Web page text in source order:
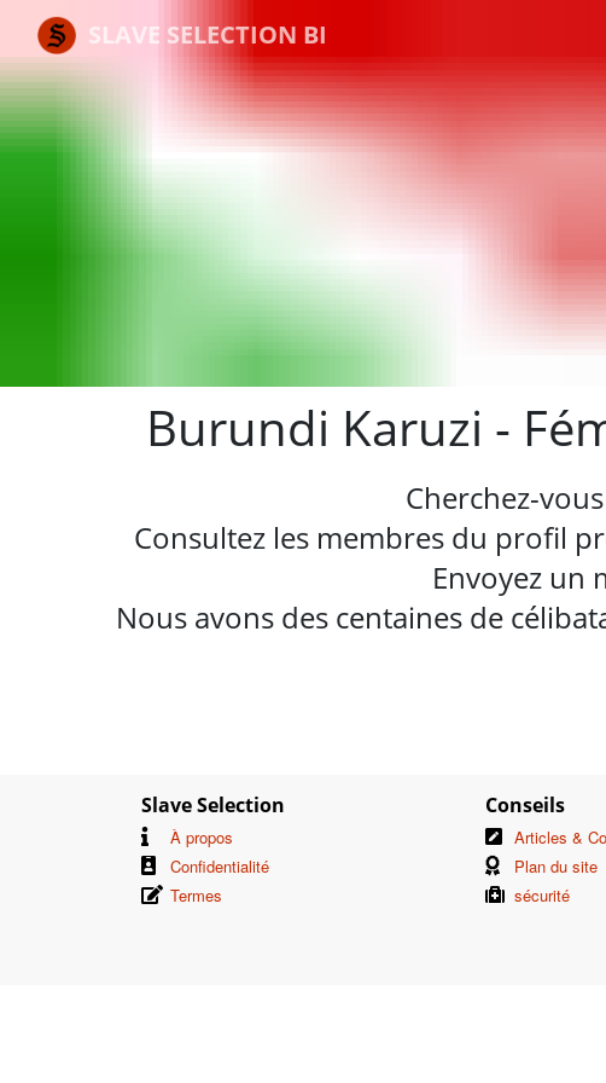
SLAVE SELECTION BI
Burundi Karuzi -
Cherchez-
Consultez les membres du profil
Envoyez un
Nous avons des centaines de
Slave Selection
À propos
Confidentialité
Termes
Conseils
Articles &
Plan du site
sécurité